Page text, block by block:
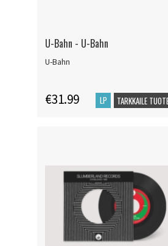
U-Bahn - U-Bahn
U-Bahn
€31.99 LP TARKKAILE